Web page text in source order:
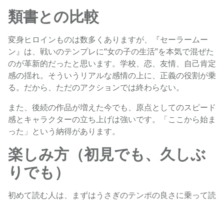
類書との比較
変身ヒロインものは数多くありますが、『セーラームー
ン』は、戦いのテンプレに“女の子の生活”を本気で混ぜた
のが革新的だったと思います。学校、恋、友情、自己肯定
感の揺れ。そういうリアルな感情の上に、正義の役割が乗
る。だから、ただのアクションでは終わらない。
また、後続の作品が増えた今でも、原点としてのスピード
感とキャラクターの立ち上げは強いです。「ここから始ま
った」という納得があります。
楽しみ方（初見でも、久しぶ
りでも）
初めて読む人は、まずはうさぎのテンポの良さに乗って読